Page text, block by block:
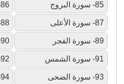
85- سورة البروج 86- سورة الطارق
87- سورة الأعلى 88- سورة الغاشية
89- سورة الفجر 90- سورة البلد
91- سورة الشمس 92- سورة الليل
93- سورة الضحى 94- سورة الشرح